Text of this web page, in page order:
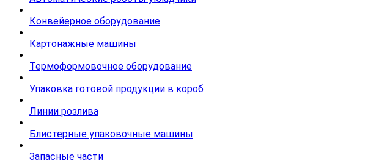
Конвейерное оборудование
Картонажные машины
Термоформовочное оборудование
Упаковка готовой продукции в короб
Линии розлива
Блистерные упаковочные машины
Запасные части